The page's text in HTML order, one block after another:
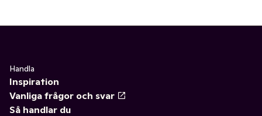
Handla
Inspiration
Vanliga frågor och svar
Så handlar du